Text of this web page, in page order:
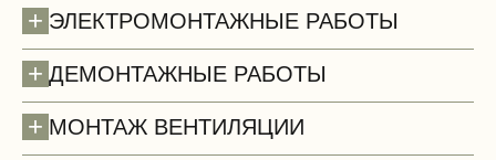
+ ЭЛЕКТРОМОНТАЖНЫЕ РАБОТЫ
+ ДЕМОНТАЖНЫЕ РАБОТЫ
Полы (демонтаж)
+ МОНТАЖ ВЕНТИЛЯЦИИ